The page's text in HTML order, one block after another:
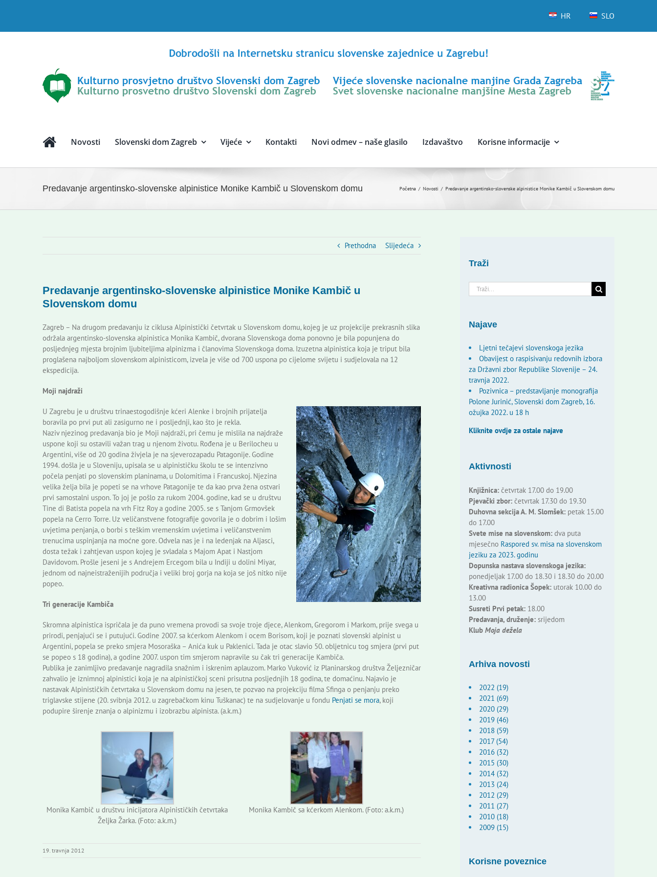
HR SLO
Novosti Slovenski dom Zagreb Vijeće Kontakti Novi odmev – naše glasilo Izdavaštvo Korisne informacije
Predavanje argentinsko-slovenske alpinistice Monike Kambič u Slovenskom domu Početna Novosti Predavanje argentinsko-slovenske alpinistice Monike Kambič u Slovenskom domu
Prethodna Slijedeća
Predavanje argentinsko-slovenske alpinistice Monike Kambič u
Slovenskom domu
Zagreb – Na drugom predavanju iz ciklusa Alpinistički četvrtak u Slovenskom domu, kojeg je uz projekcije prekrasnih slika
održala argentinsko-slovenska alpinistica Monika Kambič, dvorana Slovenskoga doma ponovno je bila popunjena do
posljednjeg mjesta brojnim ljubiteljima alpinizma i članovima Slovenskoga doma. Izuzetna alpinistica koja je triput bila
proglašena najboljom slovenskom alpinisticom, izvela je više od 700 uspona po cijelome svijetu i sudjelovala na 12
ekspedicija.
Moji najdraži
U Zagrebu je u društvu trinaestogodišnje kćeri Alenke i brojnih prijatelja
boravila po prvi put ali zasigurno ne i posljednji, kao što je rekla.
Naziv njezinog predavanja bio je Moji najdraži, pri čemu je mislila na najdraže
uspone koji su ostavili važan trag u njenom životu. Rođena je u Berilocheu u
Argentini, više od 20 godina živjela je na sjeverozapadu Patagonije. Godine
1994. došla je u Sloveniju, upisala se u alpinističku školu te se intenzivno
počela penjati po slovenskim planinama, u Dolomitima i Francuskoj. Njezina
velika želja bila je popeti se na vrhove Patagonije te da kao prva žena ostvari
prvi samostalni uspon. To joj je pošlo za rukom 2004. godine, kad se u društvu
Tine di Batista popela na vrh Fitz Roy a godine 2005. se s Tanjom Grmovšek
popela na Cerro Torre. Uz veličanstvene fotografije govorila je o dobrim i lošim
uvjetima penjanja, o borbi s teškim vremenskim uvjetima i veličanstvenim
trenucima uspinjanja na moćne gore. Odvela nas je i na ledenjak na Aljasci,
dosta težak i zahtjevan uspon kojeg je svladala s Majom Apat i Nastjom
Davidovom. Prošle jeseni je s Andrejem Ercegom bila u Indiji u dolini Miyar,
jednom od najneistraženijih područja i veliki broj gorja na koja se još nitko nije
popeo.
Tri generacije Kambiča
Skromna alpinistica ispričala je da puno vremena provodi sa svoje troje djece, Alenkom, Gregorom i Markom, prije svega u
prirodi, penjajući se i putujući. Godine 2007. sa kćerkom Alenkom i ocem Borisom, koji je poznati slovenski alpinist u
Argentini, popela se preko smjera Mosoraška – Anića kuk u Paklenici. Tada je otac slavio 50. obljetnicu tog smjera (prvi put
se popeo s 18 godina), a godine 2007. uspon tim smjerom napravile su čak tri generacije Kambiča.
Publika je zanimljivo predavanje nagradila snažnim i iskrenim aplauzom. Marko Vuković iz Planinarskog društva Željezničar
zahvalio je iznimnoj alpinistici koja je na alpinističkoj sceni prisutna posljednjih 18 godina, te domaćinu. Najavio je
nastavak Alpinističkih četvrtaka u Slovenskom domu na jesen, te pozvao na projekciju filma Sfinga o penjanju preko
triglavske stijene (20. svibnja 2012. u zagrebačkom kinu Tuškanac) te na sudjelovanje u fondu Penjati se mora, koji
podupire širenje znanja o alpinizmu i izobrazbu alpinista. (a.k.m.)
Monika Kambič u društvu inicijatora Alpinističkih četvrtaka
Željka Žarka. (Foto: a.k.m.)
Monika Kambič sa kćerkom Alenkom. (Foto: a.k.m.)
19. travnja 2012
Traži
Traži...
Najave
Ljetni tečajevi slovenskoga jezika
Obavijest o raspisivanju redovnih izbora
za Državni zbor Republike Slovenije – 24.
travnja 2022.
Pozivnica – predstavljanje monografija
Polone Jurinić, Slovenski dom Zagreb, 16.
ožujka 2022. u 18 h
Kliknite ovdje za ostale najave
Aktivnosti
Knjižnica:četvrtak 17.00 do 19.00
Pjevački zbor:četvrtak 17.30 do 19.30
Duhovna sekcija A. M. Slomšek:petak 15.00
do 17.00
Svete mise na slovenskom:dva puta
mjesečno Raspored sv. misa na slovenskom
jeziku za 2023. godinu
Dopunska nastava slovenskoga jezika:
ponedjeljak 17.00 do 18.30 i 18.30 do 20.00
Kreativna radionica Šopek:utorak 10.00 do
13.00
Susreti Prvi petak:18.00
Predavanja, druženje:srijedom
Klub Moja dežela
Arhiva novosti
2022 (19)
2021 (69)
2020 (29)
2019 (46)
2018 (59)
2017 (54)
2016 (32)
2015 (30)
2014 (32)
2013 (24)
2012 (29)
2011 (27)
2010 (18)
2009 (15)
Korisne poveznice